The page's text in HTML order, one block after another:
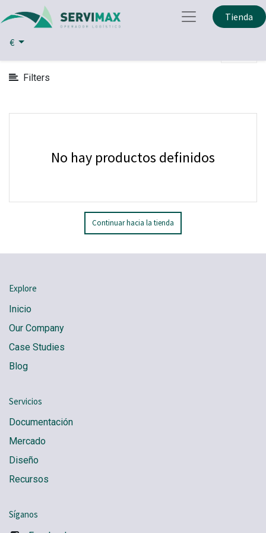
Tienda
€
Partes y Piezas Informatica
Filters
Mostrar
Categorías
No hay productos definidos
Continuar hacia la tienda
Explore
Inicio
Our Company
Case Studies
Blog
Servicios
Documentación
Mercado
Diseño
Recursos
Síganos